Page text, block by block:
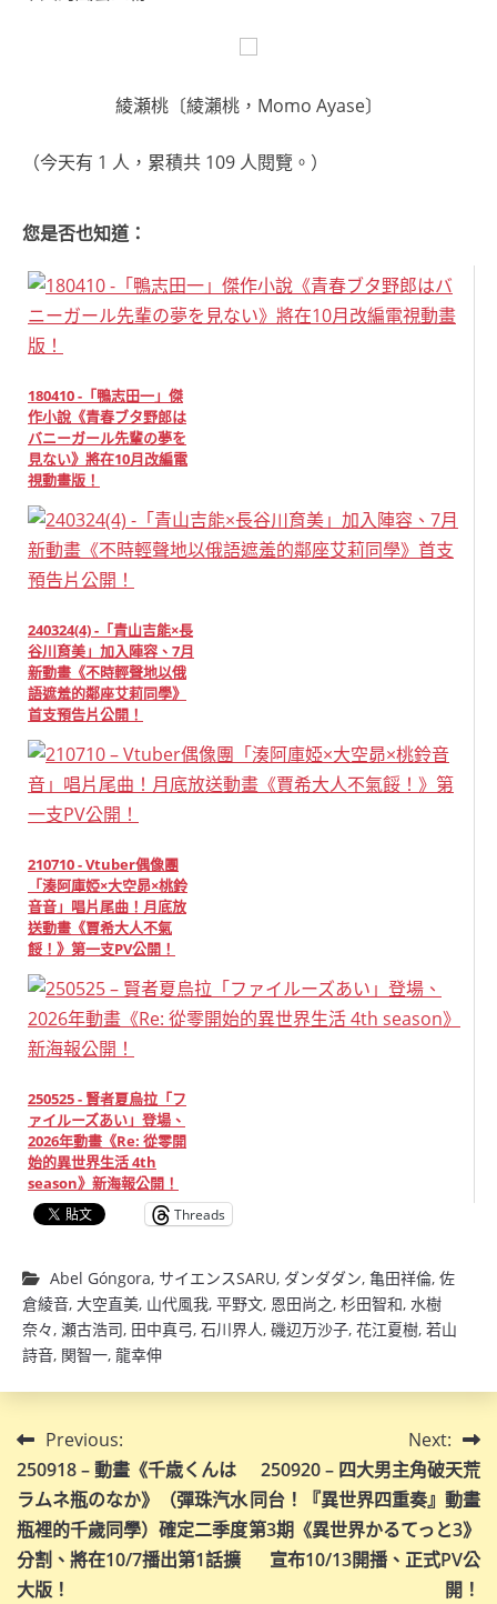
綾瀬桃〔綾瀨桃，Momo Ayase〕
（今天有 1 人，累積共 109 人閱覽。）
您是否也知道：
180410 -「鴨志田一」傑
作小說《青春ブタ野郎は
バニーガール先輩の夢を
見ない》將在10月改編電
視動畫版！
240324(4) -「青山吉能×長
谷川育美」加入陣容、7月
新動畫《不時輕聲地以俄
語遮羞的鄰座艾莉同學》
首支預告片公開！
210710 - Vtuber偶像團
「湊阿庫婭×大空昴×桃鈴
音音」唱片尾曲！月底放
送動畫《賈希大人不氣
餒！》第一支PV公開！
250525 - 賢者夏烏拉「フ
ァイルーズあい」登場、
2026年動畫《Re: 從零開
始的異世界生活 4th
season》新海報公開！
Threads
Abel Góngora, サイエンスSARU, ダンダダン, 亀田祥倫, 佐
倉綾音, 大空直美, 山代風我, 平野文, 恩田尚之, 杉田智和, 水樹
奈々, 瀬古浩司, 田中真弓, 石川界人, 磯辺万沙子, 花江夏樹, 若山
詩音, 関智一, 龍幸伸
文
章
導
覽
Previous:
250918 – 動畫《千歳くんは
ラムネ瓶のなか》（彈珠汽水
瓶裡的千歲同學）確定二季度
分割、將在10/7播出第1話擴
大版！
Next:
250920 – 四大男主角破天荒
同台！『異世界四重奏』動畫
第3期《異世界かるてっと3》
宣布10/13開播、正式PV公
開！